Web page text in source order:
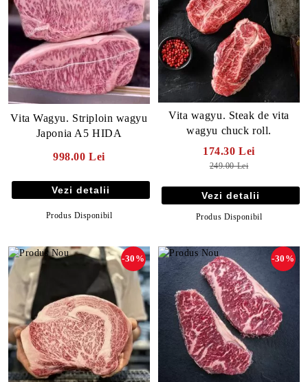
Vita Wagyu. Striploin wagyu
Japonia A5 HIDA
998.00 Lei
Vezi detalii
Produs Disponibil
Vita wagyu. Steak de vita
wagyu chuck roll.
174.30 Lei
249.00 Lei
Vezi detalii
Produs Disponibil
-30% -30%